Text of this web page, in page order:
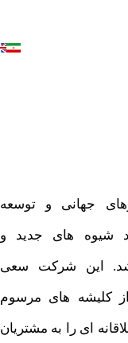
جهانی و توسعه
شیوه های جدید و
این شرکت سعی
کلیشه های مرسوم
ای را به مشتریان